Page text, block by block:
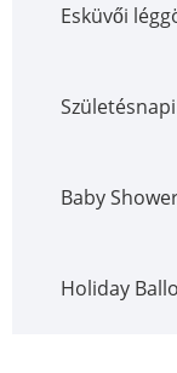
Esküvői
Baby
Holiday